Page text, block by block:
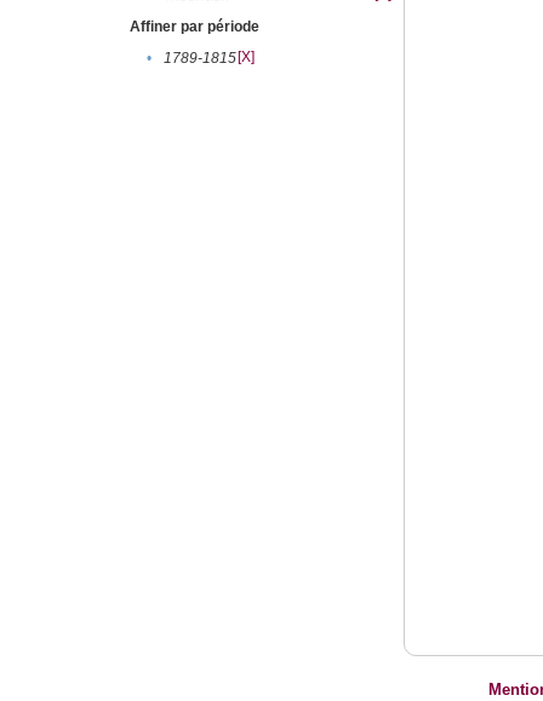
Affiner par période
•
1789-1815[X]